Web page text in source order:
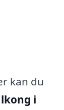
kan du
i